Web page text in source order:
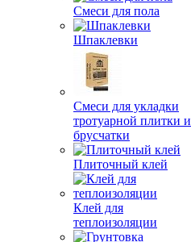
Смеси для пола
Шпаклевки
Смеси для укладки
тротуарной плитки и
брусчатки
Плиточный клей
Клей для
теплоизоляции